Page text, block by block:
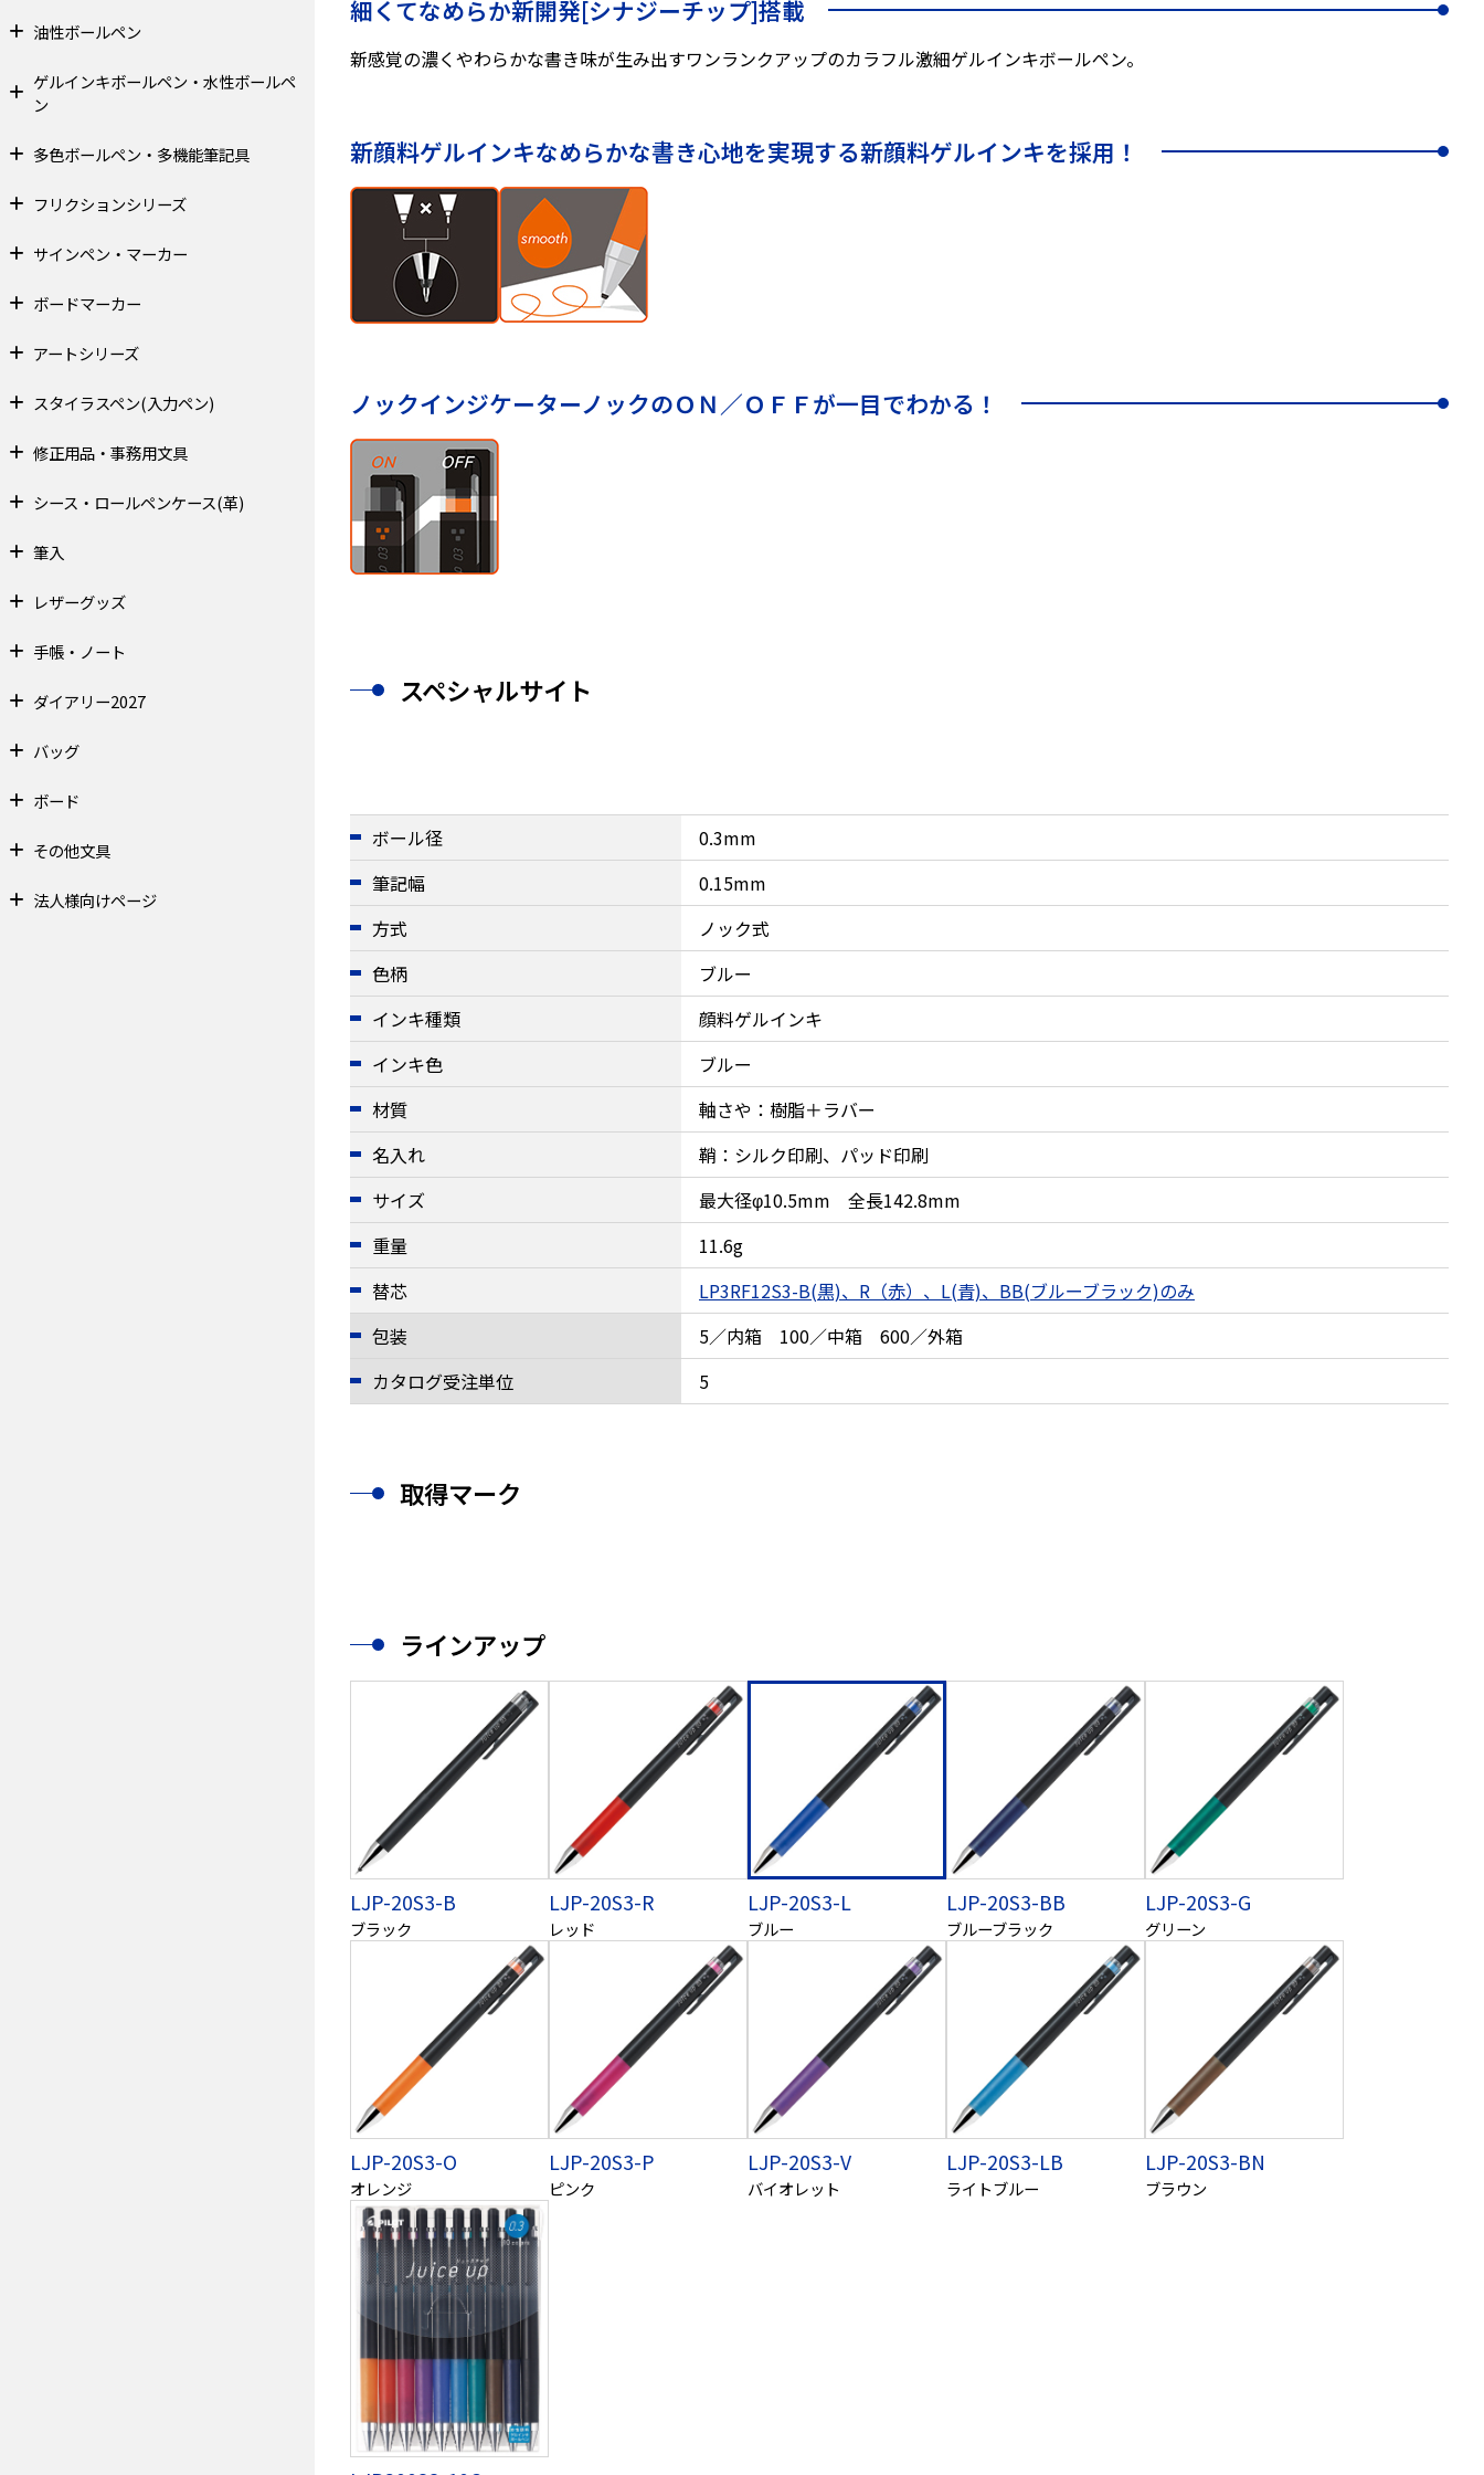
細くてなめらか新開発[シナジーチップ]搭載
新感覚の濃くやわらかな書き味が生み出すワンランクアップのカラフル激細ゲルインキボールペン。
新顔料ゲルインキなめらかな書き心地を実現する新顔料ゲルインキを採用！
ノックインジケーターノックのＯＮ／ＯＦＦが一目でわかる！
スペシャルサイト
ボール径
0.3mm
筆記幅
0.15mm
方式
ノック式
色柄
ブルー
インキ種類
顔料ゲルインキ
インキ色
ブルー
材質
軸さや：樹脂＋ラバー
名入れ
鞘：シルク印刷、パッド印刷
サイズ
最大径φ10.5mm 全長142.8mm
重量
11.6g
替芯
LP3RF12S3-B(黒)、R（赤）、L(青)、BB(ブルーブラック)のみ
包装
5／内箱 100／中箱 600／外箱
カタログ受注単位
5
取得マーク
ラインアップ
LJP-20S3-B
ブラック
LJP-20S3-R
レッド
LJP-20S3-L
ブルー
LJP-20S3-BB
ブルーブラック
LJP-20S3-G
グリーン
LJP-20S3-O
オレンジ
LJP-20S3-P
ピンク
LJP-20S3-V
バイオレット
LJP-20S3-LB
ライトブルー
LJP-20S3-BN
ブラウン
油性ボールペン
ゲルインキボールペン・水性ボールペ
ン
多色ボールペン・多機能筆記具
フリクションシリーズ
サインペン・マーカー
ボードマーカー
アートシリーズ
スタイラスペン(入力ペン)
修正用品・事務用文具
シース・ロールペンケース(革)
筆入
レザーグッズ
手帳・ノート
ダイアリー2027
バッグ
ボード
その他文具
法人様向けページ